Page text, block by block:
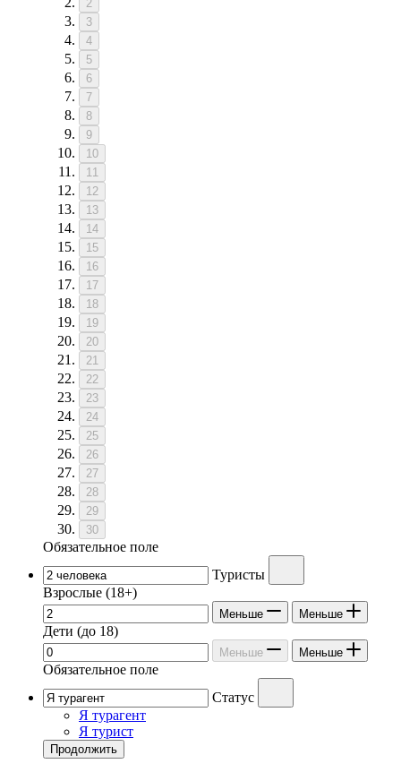
2
3
4
5
6
7
8
9
10
11
12
13
14
15
16
17
18
19
20
21
22
23
24
25
26
27
28
29
30
Обязательное поле
Туристы
Взрослые (18+)
Меньше Меньше
Дети (до 18)
Меньше Меньше
Обязательное поле
Статус
Я турагент
Я турист
Продолжить